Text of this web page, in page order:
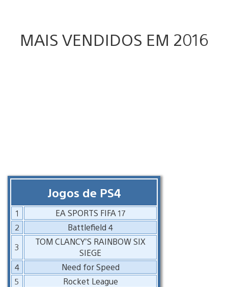
MAIS VENDIDOS EM 2016
Jogos de PS4
1
EA SPORTS FIFA 17
2
Battlefield 4
3
TOM CLANCY’S RAINBOW SIX
SIEGE
4
Need for Speed
5
Rocket League